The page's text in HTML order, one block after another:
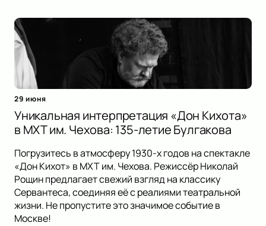
29 июня
Уникальная интерпретация «Дон Кихота»
в МХТ им. Чехова: 135-летие Булгакова
Погрузитесь в атмосферу 1930-х годов на спектакле
«Дон Кихот» в МХТ им. Чехова. Режиссёр Николай
Рощин предлагает свежий взгляд на классику
Сервантеса, соединяя её с реалиями театральной
жизни. Не пропустите это значимое событие в
Москве!